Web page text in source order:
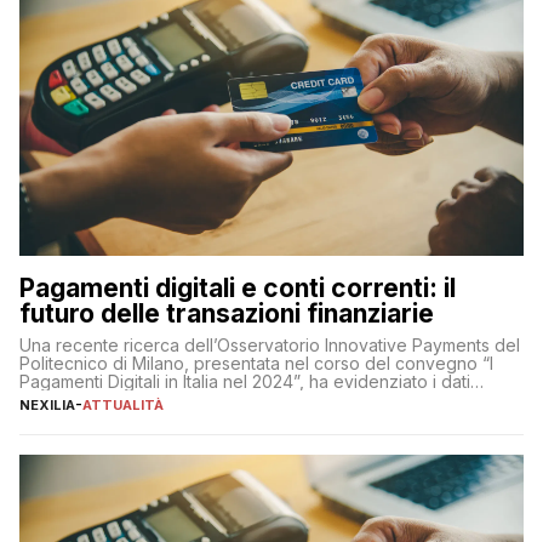
Pagamenti digitali e conti correnti: il
futuro delle transazioni finanziarie
Una recente ricerca dell’Osservatorio Innovative Payments del
Politecnico di Milano, presentata nel corso del convegno “I
Pagamenti Digitali in Italia nel 2024”, ha evidenziato i dati
definitivi del primo semestre 2024 relativamente alle
NEXILIA-ATTUALITÀ